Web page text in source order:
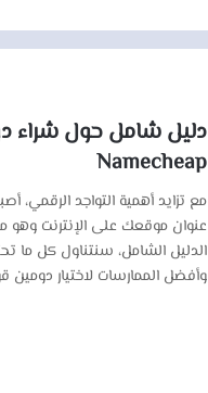
Namecheap
مع تزايد أهمية التواجد
عنوان موقعك على الإنترنت
الدليل الشامل، سنتناول كل ما
وأفضل الممارسات لاختيار